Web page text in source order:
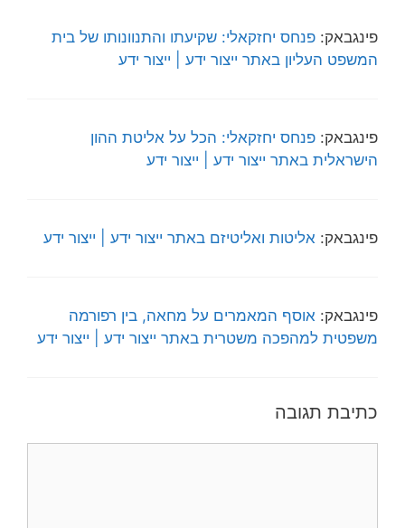
פינגבאק: פנחס יחזקאלי: שקיעתו והתנוונותו של בית
המשפט העליון באתר ייצור ידע | ייצור ידע
פינגבאק: פנחס יחזקאלי: הכל על אליטת ההון
הישראלית באתר ייצור ידע | ייצור ידע
פינגבאק: אליטות ואליטיזם באתר ייצור ידע | ייצור ידע
פינגבאק: אוסף המאמרים על מחאה, בין רפורמה
משפטית למהפכה משטרית באתר ייצור ידע | ייצור ידע
כתיבת תגובה